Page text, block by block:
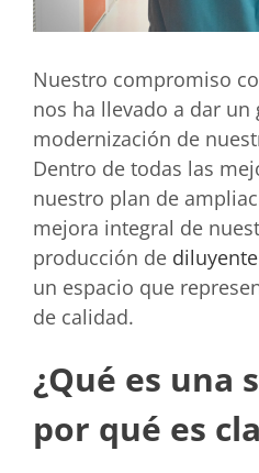
Nuestro compromiso
nos ha llevado a dar un
modernización de
Dentro de todas las
nuestro plan de
mejora integral de
producción de
un espacio que
de calidad.
¿Qué es una
por qué es